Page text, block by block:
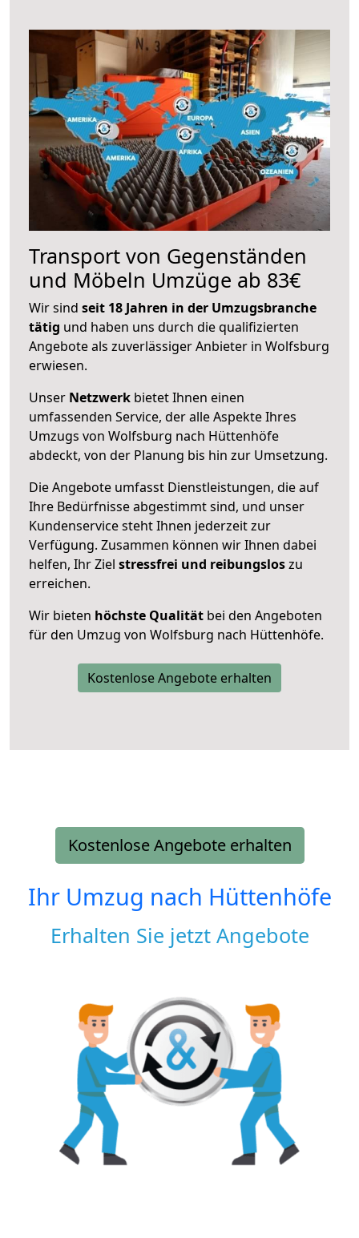
Transport von Gegenständen
und Möbeln Umzüge ab 83€
Wir sind seit 18 Jahren in der Umzugsbranche
tätig und haben uns durch die qualifizierten
Angebote als zuverlässiger Anbieter in Wolfsburg
erwiesen.
Unser Netzwerk bietet Ihnen einen
umfassenden Service, der alle Aspekte Ihres
Umzugs von Wolfsburg nach Hüttenhöfe
abdeckt, von der Planung bis hin zur Umsetzung.
Die Angebote umfasst Dienstleistungen, die auf
Ihre Bedürfnisse abgestimmt sind, und unser
Kundenservice steht Ihnen jederzeit zur
Verfügung. Zusammen können wir Ihnen dabei
helfen, Ihr Ziel stressfrei und reibungsloszu
erreichen.
Wir bieten höchste Qualität bei den Angeboten
für den Umzug von Wolfsburg nach Hüttenhöfe.
Kostenlose Angebote erhalten
Kostenlose Angebote erhalten
Ihr Umzug nach Hüttenhöfe
Erhalten Sie jetzt Angebote